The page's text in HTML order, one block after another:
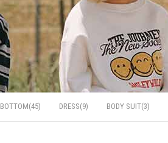
BOTTOM(45) DRESS(9) BODY SUIT(3)